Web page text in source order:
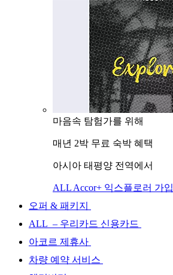
마음속 탐험가를 위해
매년 2박 무료 숙박 혜택
아시아 태평양 전역에서
ALL Accor+ 익스플로러 가입
오퍼 & 패키지
ALL – 우리카드 신용카드
아코르 제휴사
차량 예약 서비스